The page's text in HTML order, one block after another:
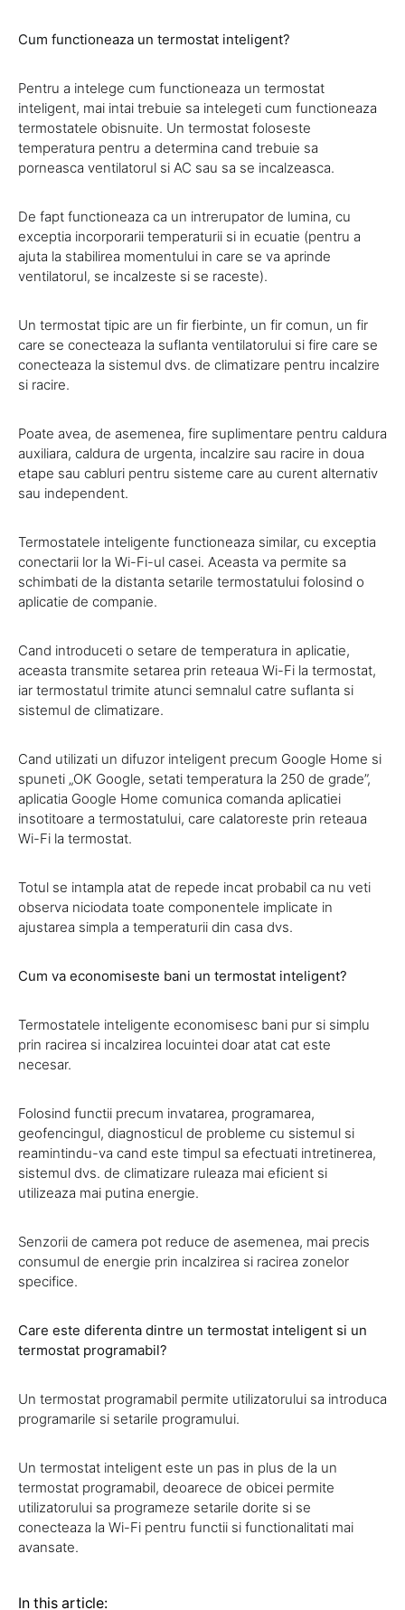
Cum functioneaza un termostat inteligent?
Pentru a intelege cum functioneaza un termostat
inteligent, mai intai trebuie sa intelegeti cum functioneaza
termostatele obisnuite. Un termostat foloseste
temperatura pentru a determina cand trebuie sa
porneasca ventilatorul si AC sau sa se incalzeasca.
De fapt functioneaza ca un intrerupator de lumina, cu
exceptia incorporarii temperaturii si in ecuatie (pentru a
ajuta la stabilirea momentului in care se va aprinde
ventilatorul, se incalzeste si se raceste).
Un termostat tipic are un fir fierbinte, un fir comun, un fir
care se conecteaza la suflanta ventilatorului si fire care se
conecteaza la sistemul dvs. de climatizare pentru incalzire
si racire.
Poate avea, de asemenea, fire suplimentare pentru caldura
auxiliara, caldura de urgenta, incalzire sau racire in doua
etape sau cabluri pentru sisteme care au curent alternativ
sau independent.
Termostatele inteligente functioneaza similar, cu exceptia
conectarii lor la Wi-Fi-ul casei. Aceasta va permite sa
schimbati de la distanta setarile termostatului folosind o
aplicatie de companie.
Cand introduceti o setare de temperatura in aplicatie,
aceasta transmite setarea prin reteaua Wi-Fi la termostat,
iar termostatul trimite atunci semnalul catre suflanta si
sistemul de climatizare.
Cand utilizati un difuzor inteligent precum Google Home si
spuneti „OK Google, setati temperatura la 250 de grade”,
aplicatia Google Home comunica comanda aplicatiei
insotitoare a termostatului, care calatoreste prin reteaua
Wi-Fi la termostat.
Totul se intampla atat de repede incat probabil ca nu veti
observa niciodata toate componentele implicate in
ajustarea simpla a temperaturii din casa dvs.
Cum va economiseste bani un termostat inteligent?
Termostatele inteligente economisesc bani pur si simplu
prin racirea si incalzirea locuintei doar atat cat este
necesar.
Folosind functii precum invatarea, programarea,
geofencingul, diagnosticul de probleme cu sistemul si
reamintindu-va cand este timpul sa efectuati intretinerea,
sistemul dvs. de climatizare ruleaza mai eficient si
utilizeaza mai putina energie.
Senzorii de camera pot reduce de asemenea, mai precis
consumul de energie prin incalzirea si racirea zonelor
specifice.
Care este diferenta dintre un termostat inteligent si un
termostat programabil?
Un termostat programabil permite utilizatorului sa introduca
programarile si setarile programului.
Un termostat inteligent este un pas in plus de la un
termostat programabil, deoarece de obicei permite
utilizatorului sa programeze setarile dorite si se
conecteaza la Wi-Fi pentru functii si functionalitati mai
avansate.
In this article: